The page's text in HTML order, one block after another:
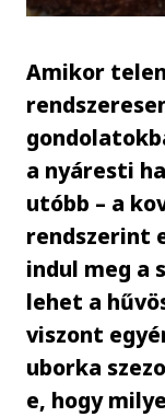
Amikor
a nyáresti
utóbb – a
rendszerint
indul meg a
lehet a
viszont
uborka
e, hogy